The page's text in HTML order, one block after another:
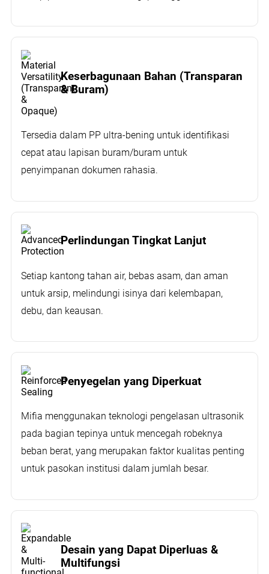
Keserbagunaan Bahan (Transparan
& Buram)
Tersedia dalam PP ultra-bening untuk identifikasi
cepat atau lapisan buram/buram untuk
penyimpanan dokumen rahasia.
Perlindungan Tingkat Lanjut
Setiap kantong tahan air, bebas asam, dan aman
untuk arsip, melindungi isinya dari kelembapan,
debu, dan keausan.
Penyegelan yang Diperkuat
Mifia menggunakan teknologi pengelasan ultrasonik
pada bagian tepinya untuk mencegah robeknya
beban berat, yang merupakan faktor kualitas penting
untuk pasokan institusi dalam jumlah besar.
Desain yang Dapat Diperluas &
Multifungsi